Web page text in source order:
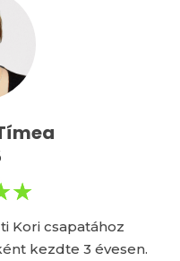
Kori csapatához
kezdte 3 évesen.